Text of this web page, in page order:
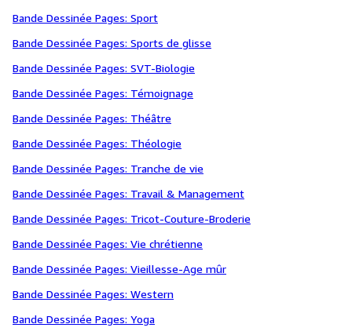
Bande Dessinée Pages: Sport
Bande Dessinée Pages: Sports de glisse
Bande Dessinée Pages: SVT-Biologie
Bande Dessinée Pages: Témoignage
Bande Dessinée Pages: Théâtre
Bande Dessinée Pages: Théologie
Bande Dessinée Pages: Tranche de vie
Bande Dessinée Pages: Travail & Management
Bande Dessinée Pages: Tricot-Couture-Broderie
Bande Dessinée Pages: Vie chrétienne
Bande Dessinée Pages: Vieillesse-Age mûr
Bande Dessinée Pages: Western
Bande Dessinée Pages: Yoga